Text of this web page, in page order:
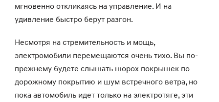
мгновенно откликаясь на управление. И на
удивление быстро берут разгон.
Несмотря на стремительность и мощь,
электромобили перемещаются очень тихо. Вы по-
прежнему будете слышать шорох покрышек по
дорожному покрытию и шум встречного ветра, но
пока автомобиль идет только на электротяге, эти